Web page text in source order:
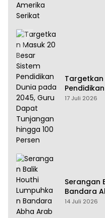
Targetkan
Dapat
17 Juli 2026
Serangan
Bandara
14 Juli 2026